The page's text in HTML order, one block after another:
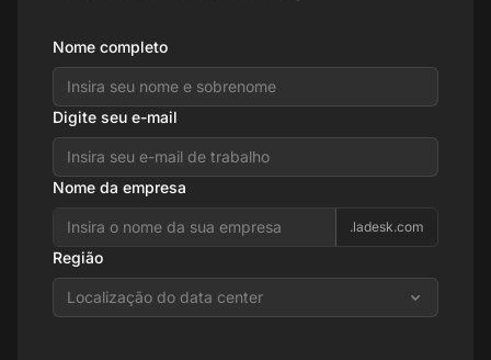
Nome completo
Digite seu e-mail
Nome da empresa
.ladesk.com
Região
Localização do data center